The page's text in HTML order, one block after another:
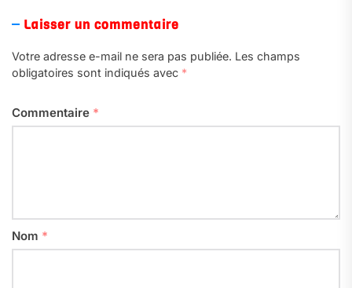
Laisser un commentaire
Votre adresse e-mail ne sera pas publiée. Les champs
obligatoires sont indiqués avec *
Commentaire *
Nom *